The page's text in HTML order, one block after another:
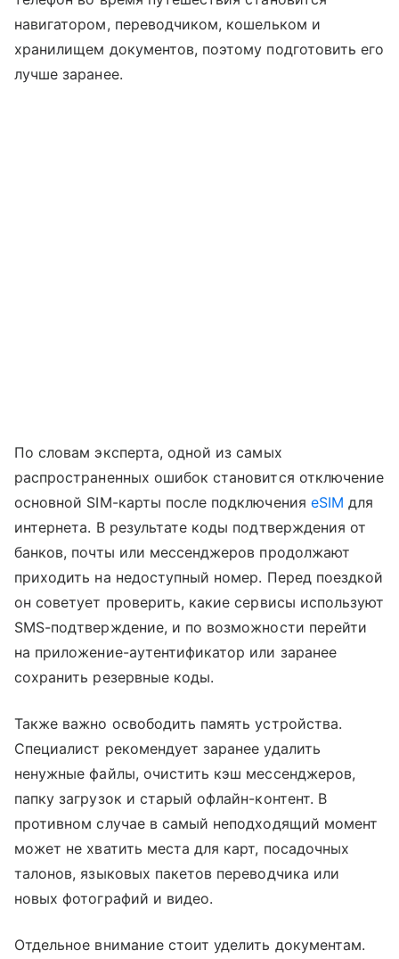
навигатором, переводчиком, кошельком и
хранилищем документов, поэтому подготовить его
лучше заранее.
По словам эксперта, одной из самых
распространенных ошибок становится отключение
основной SIM-карты после подключения eSIM для
интернета. В результате коды подтверждения от
банков, почты или мессенджеров продолжают
приходить на недоступный номер. Перед поездкой
он советует проверить, какие сервисы используют
SMS-подтверждение, и по возможности перейти
на приложение-аутентификатор или заранее
сохранить резервные коды.
Также важно освободить память устройства.
Специалист рекомендует заранее удалить
ненужные файлы, очистить кэш мессенджеров,
папку загрузок и старый офлайн-контент. В
противном случае в самый неподходящий момент
может не хватить места для карт, посадочных
талонов, языковых пакетов переводчика или
новых фотографий и видео.
Отдельное внимание стоит уделить документам.